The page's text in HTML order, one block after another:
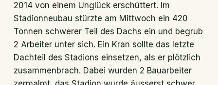
2014 von einem Unglück erschüttert. Im
Stadionneubau stürzte am Mittwoch ein 420
Tonnen schwerer Teil des Dachs ein und begrub
2 Arbeiter unter sich. Ein Kran sollte das letzte
Dachteil des Stadions einsetzen, als er plötzlich
zusammenbrach. Dabei wurden 2 Bauarbeiter